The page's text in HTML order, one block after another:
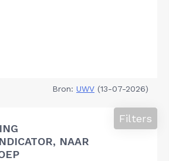
Bron: UWV (13-07-2026)
NAAR
Filters